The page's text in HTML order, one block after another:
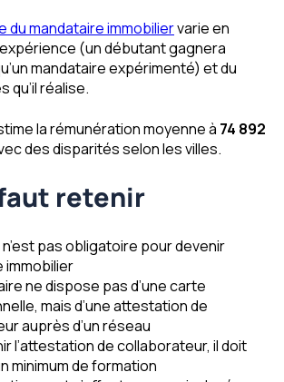
du mandataire immobiliervarie en
(un débutant gagnera
mandataire expérimenté) et du
qu’il réalise.
la rémunération moyenne à 74 892
des disparités selon les villes.
retenir
pas obligatoire pour devenir
immobilier
ne dispose pas d’une carte
mais d’une attestation de
auprès d’un réseau
l’attestation de collaborateur, il doit
minimum de formation